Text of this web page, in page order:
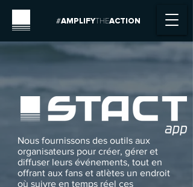
#AMPLIFYTHEACTION
Nous fournissons des outils aux
organisateurs pour créer, gérer et
diffuser leurs événements, tout en
offrant aux fans et atlètes un endroit
où suivre en temps réel ces